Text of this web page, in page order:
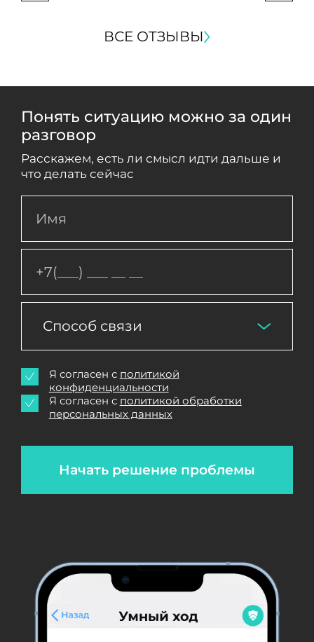
ВСЕ ОТЗЫВЫ
Понять ситуацию можно за один
разговор
Расскажем, есть ли смысл идти дальше и
что делать сейчас
Способ связи
Начать решение проблемы
Я согласен с политикой
конфиденциальности
Я согласен с политикой обработки
персональных данных